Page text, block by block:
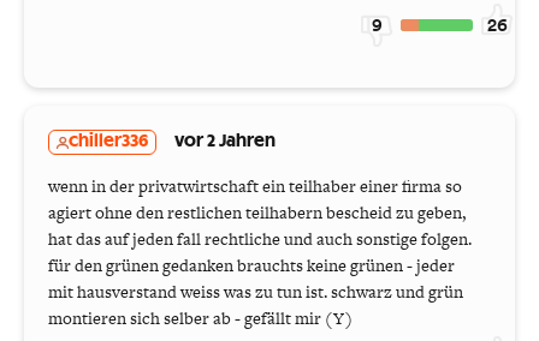
9 26
chiller336 vor 2 Jahren
wenn in der privatwirtschaft ein teilhaber einer firma so
agiert ohne den restlichen teilhabern bescheid zu geben,
hat das auf jeden fall rechtliche und auch sonstige folgen.
für den grünen gedanken brauchts keine grünen - jeder
mit hausverstand weiss was zu tun ist. schwarz und grün
montieren sich selber ab - gefällt mir (Y)